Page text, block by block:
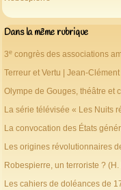
Dans la même rubrique
3e congrès des associations
Terreur et Vertu | Jean-
Olympe de Gouges, théâtre et
La série télévisée « Les Nuits
La convocation des États
Les origines révolutionnaires
Robespierre, un terroriste ?
Les cahiers de doléances de